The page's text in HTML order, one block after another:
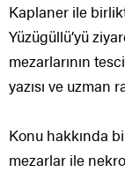
Kaplaner ile
Yüzügüllü’yü
mezarlarının
yazısı ve uzman
Konu hakkında
mezarlar ile